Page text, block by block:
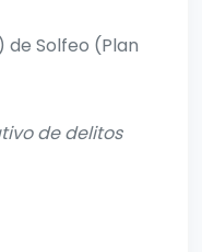
de Solfeo (Plan
de delitos